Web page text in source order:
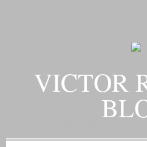
VICTOR